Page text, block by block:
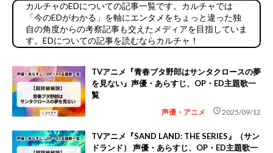
カルチャのEDについての記事一覧です。カルチャでは
「今のEDがわかる」を軸にエンタメをちょっと違った独
自の角度からの考察記事も交えたメディアを目指していま
す。EDについての記事を読むならカルチャ！
TVアニメ『青春ブタ野郎はサンタクロースの夢
を見ない』声優・あらすじ、OP・ED主題歌一
覧
声優・アニメ schedule2025/09/12
TVアニメ『SAND LAND: THE SERIES』（サン
ドランド） 声優・あらすじ、OP・ED主題歌一